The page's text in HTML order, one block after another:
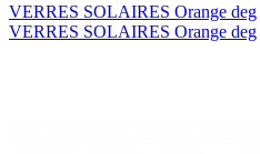
VERRES SOLAIRES Orange deg
VERRES SOLAIRES Orange deg